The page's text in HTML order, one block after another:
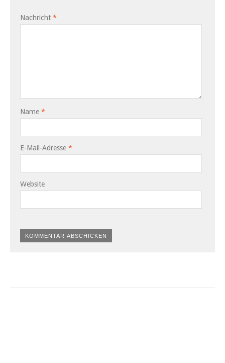
Nachricht *
Name *
E-Mail-Adresse *
Website